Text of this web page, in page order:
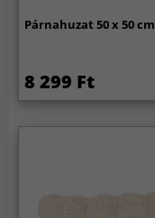
Párnahuzat 50 x 50 cm
8 299 Ft